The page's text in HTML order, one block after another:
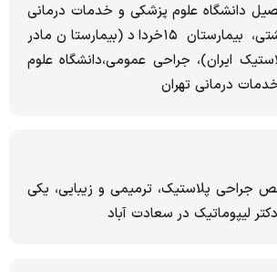
دانشگاه علوم پزشکی و خدمات درمانی
شهید بهشتی، بیمارستان ۱۵خرداد (بیمارستان مادر
ایران)، جراحی عمومی،دانشگاه علوم
درمانی تهران
جراحی پلاستیک، ترمیمی و زیبایی، یکی
لیپوماتیک در سعادت آباد